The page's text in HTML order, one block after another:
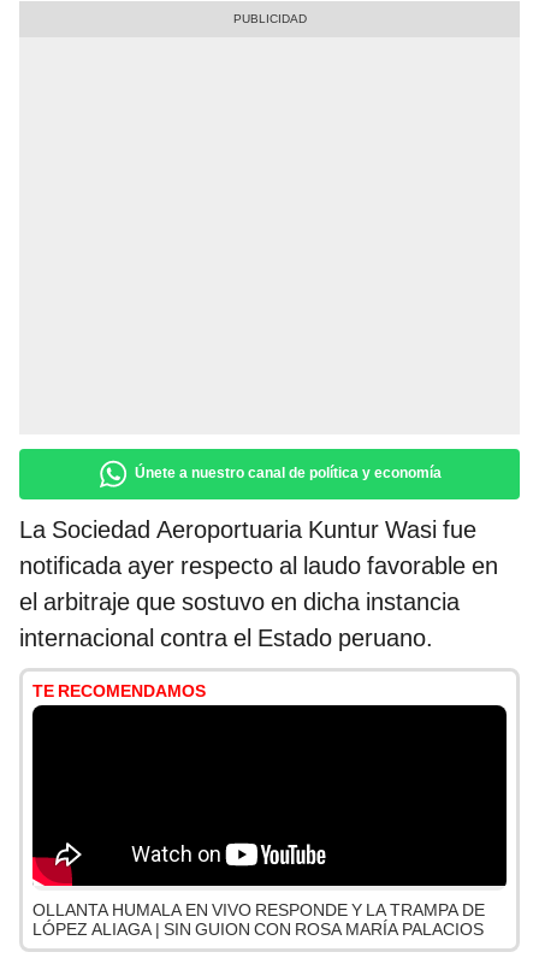
Únete a nuestro canal de política y economía
La Sociedad Aeroportuaria Kuntur Wasi fue
notificada ayer respecto al laudo favorable en
el arbitraje que sostuvo en dicha instancia
internacional contra el Estado peruano.
TE RECOMENDAMOS
OLLANTA HUMALA EN VIVO RESPONDE Y LA TRAMPA DE
LÓPEZ ALIAGA | SIN GUION CON ROSA MARÍA PALACIOS